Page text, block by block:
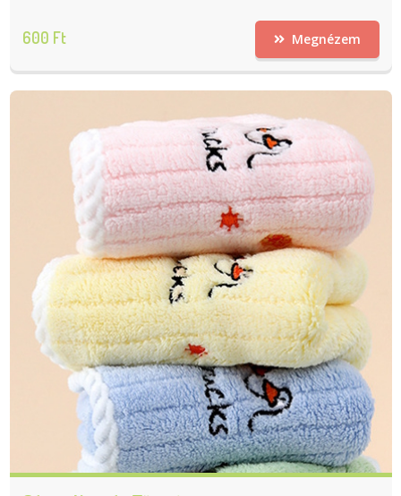
600 Ft Megnézem